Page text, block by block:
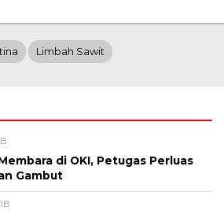
Limbah Sawit
di OKI, Petugas Perluas
Gambut